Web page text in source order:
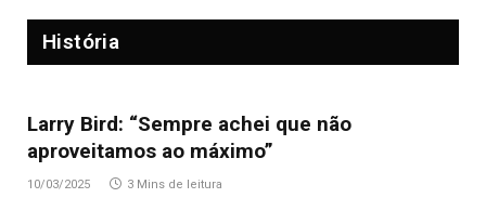
História
Larry Bird: “Sempre achei que não
aproveitamos ao máximo”
10/03/2025 3 Mins de leitura